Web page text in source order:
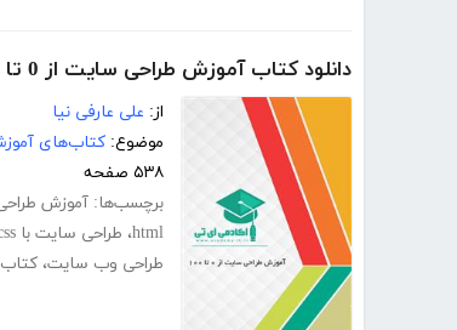
دانلود کتاب آموزش طراحی سایت از 0 تا 100
از: علی عارفی نیا
موضوع: کتاب‌های
۵۳۸ صفحه
برچسب‌ها: آموزش
html، طراحی سایت با html css
طراحی وب سایت،